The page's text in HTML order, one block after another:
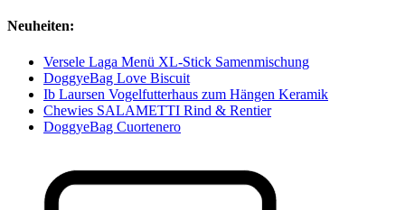
Neuheiten:
Versele Laga Menü XL-Stick Samenmischung
DoggyeBag Love Biscuit
Ib Laursen Vogelfutterhaus zum Hängen Keramik
Chewies SALAMETTI Rind & Rentier
DoggyeBag Cuortenero